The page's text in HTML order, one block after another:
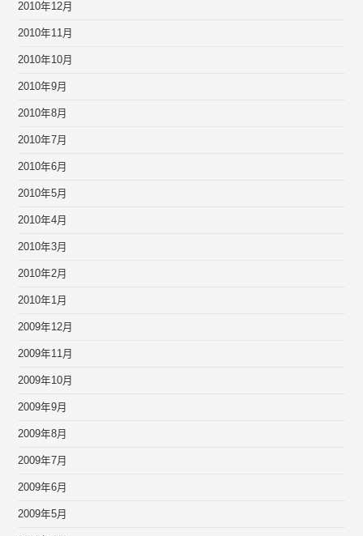
2010年12月
2010年11月
2010年10月
2010年9月
2010年8月
2010年7月
2010年6月
2010年5月
2010年4月
2010年3月
2010年2月
2010年1月
2009年12月
2009年11月
2009年10月
2009年9月
2009年8月
2009年7月
2009年6月
2009年5月